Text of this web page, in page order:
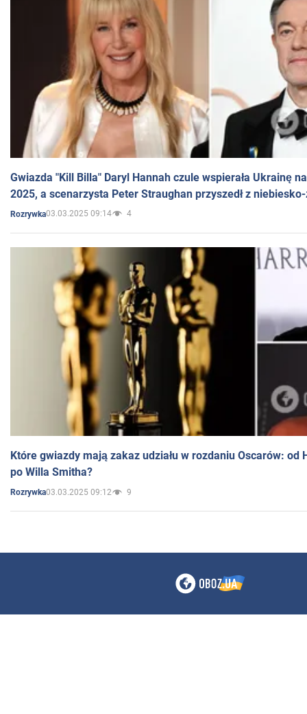
Gwiazda "Kill Billa" Daryl Hannah czule wspierała Ukrainę
2025, a scenarzysta Peter Straughan przyszedł z
Rozrywka03.03.2025 09:14 4
Które gwiazdy mają zakaz udziału w rozdaniu Oscarów: od
po Willa Smitha?
Rozrywka03.03.2025 09:12 9